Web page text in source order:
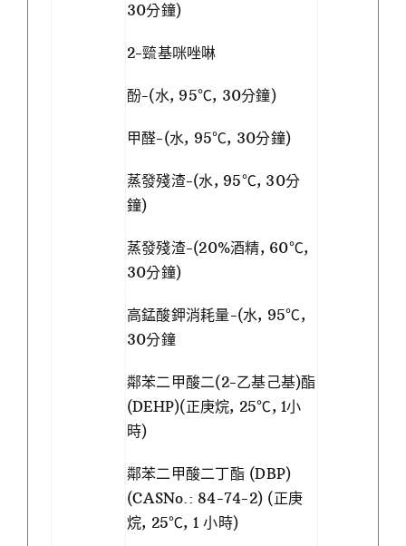
30分鐘)
2-巰基咪唑啉
酚-(水, 95℃, 30分鐘)
甲醛-(水, 95℃, 30分鐘)
蒸發殘渣-(水, 95℃, 30分
鐘)
蒸發殘渣-(20%酒精, 60℃,
30分鐘)
高錳酸鉀消耗量-(水, 95℃,
30分鐘
鄰苯二甲酸二(2-乙基己基)酯
(DEHP)(正庚烷, 25℃, 1小
時)
鄰苯二甲酸二丁酯 (DBP)
(CASNo.: 84-74-2) (正庚
烷, 25℃, 1 小時)